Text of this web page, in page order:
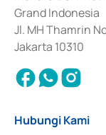
Surat Berharga
Grand Indonesia
Jl. MH Thamrin
Jakarta 10310
Hubungi Kami